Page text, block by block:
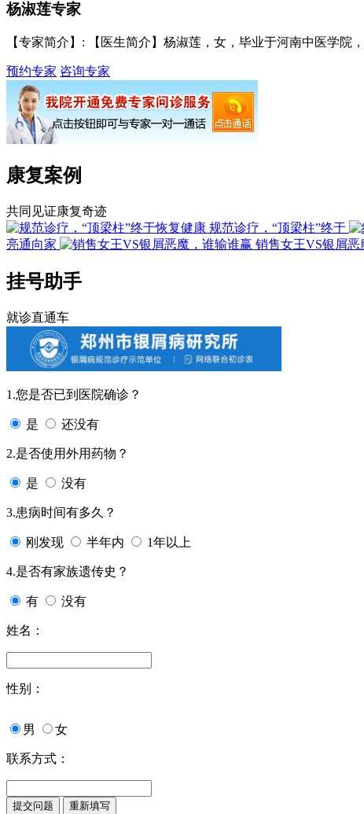
杨淑莲专家
【专家简介】 : 【医生简介】杨淑莲，女，毕业于河南中医学院
预约专家 咨询专家
康复案例
共同见证康复奇迹
规范诊疗，“顶梁柱”终于
亮通向家
销售女王VS银屑恶
挂号助手
就诊直通车
1.您是否已到医院确诊？
是 还没有
2.是否使用外用药物？
是 没有
3.患病时间有多久？
刚发现 半年内 1年以上
4.是否有家族遗传史？
有 没有
姓名：
性别：
男 女
联系方式：